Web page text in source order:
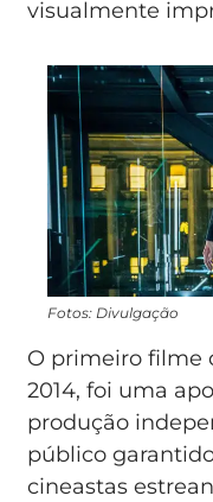
visualmente
Fotos: Divulgação
O primeiro filme
2014, foi uma
produção
público
cineastas